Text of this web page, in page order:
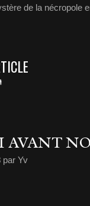
de la nécropole
AVANT
par Yv